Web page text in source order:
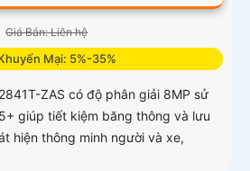
Giá Bán: Liên hệ
Mại: 5%-35%
ZAS có độ phân giải 8MP sử
giúp tiết kiệm băng thông và lưu
hiện thông minh người và xe,